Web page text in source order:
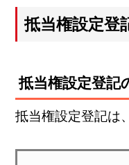
抵当権設定登
抵当権設定登記
抵当権設定登記は